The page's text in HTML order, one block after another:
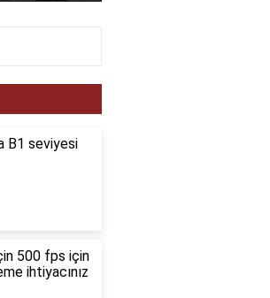
B1 seviyesi
500 fps için
ihtiyacınız